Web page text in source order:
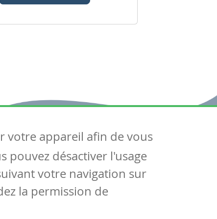
nous
nous
scolaire
votre appareil afin de vous
pouvez désactiver l'usage
votre navigation sur
la permission de